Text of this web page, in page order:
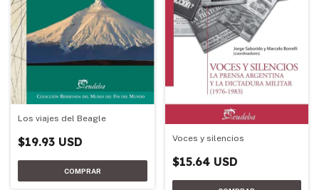
Los viajes del Beagle
$19.93 USD Voces y silencios
$15.64 USD